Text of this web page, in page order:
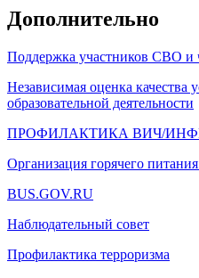
Дополнительно
Поддержка участников СВО и
Независимая оценка качества
образовательной деятельности
ПРОФИЛАКТИКА ВИЧ/
Организация горячего
BUS.GOV.RU
Наблюдательный совет
Профилактика терроризма